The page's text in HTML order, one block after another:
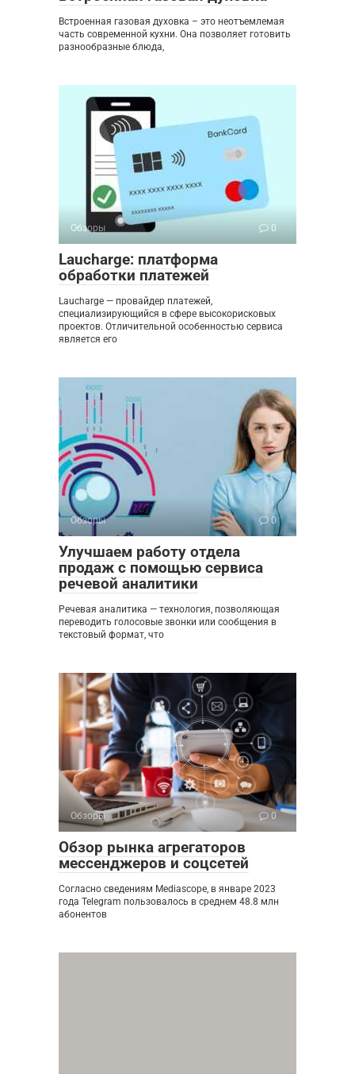
Встроенная газовая духовка – это неотъемлемая
часть современной кухни. Она позволяет готовить
разнообразные блюда,
Обзоры 0
Laucharge: платформа
обработки платежей
Laucharge — провайдер платежей,
специализирующийся в сфере высокорисковых
проектов. Отличительной особенностью сервиса
является его
Обзоры 0
Улучшаем работу отдела
продаж с помощью сервиса
речевой аналитики
Речевая аналитика — технология, позволяющая
переводить голосовые звонки или сообщения в
текстовый формат, что
Обзоры 0
Обзор рынка агрегаторов
мессенджеров и соцсетей
Согласно сведениям Mediascope, в январе 2023
года Telegram пользовалось в среднем 48.8 млн
абонентов